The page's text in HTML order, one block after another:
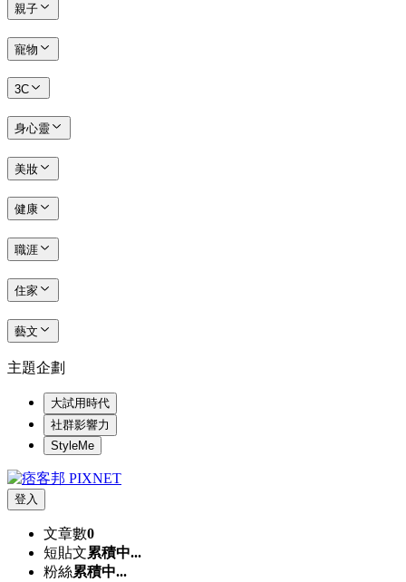
親子
寵物
3C
身心靈
美妝
健康
職涯
住家
藝文
主題企劃
大試用時代
社群影響力
StyleMe
登入
文章數0
短貼文累積中...
粉絲累積中...